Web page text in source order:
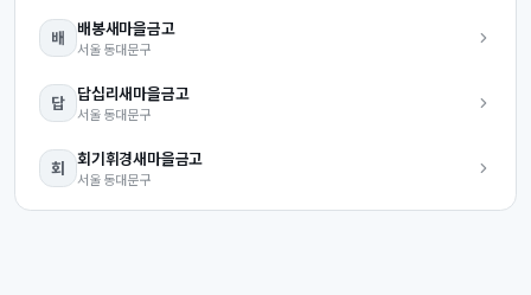
배 배봉새마을금고
서울 동대문구
답 답십리새마을금고
서울 동대문구
회 회기휘경새마을금고
서울 동대문구